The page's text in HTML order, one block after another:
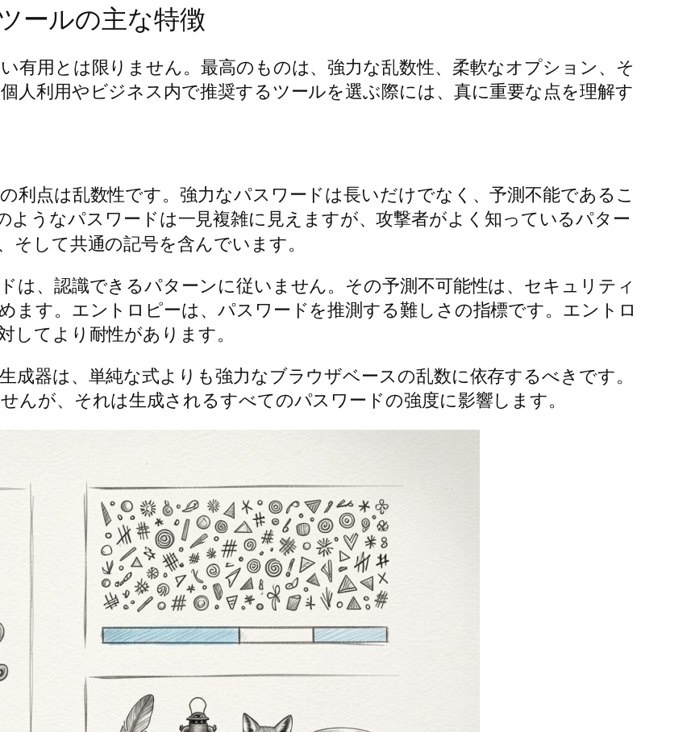
ールの主な特徴
有用とは限りません。最高のものは、強力な乱数性、柔軟なオプション、そ
人利用やビジネス内で推奨するツールを選ぶ際には、真に重要な点を理解す
利点は乱数性です。強力なパスワードは長いだけでなく、予測不能であるこ
ようなパスワードは一見複雑に見えますが、攻撃者がよく知っているパター
して共通の記号を含んでいます。
は、認識できるパターンに従いません。その予測不可能性は、セキュリティ
ます。エントロピーは、パスワードを推測する難しさの指標です。エントロ
してより耐性があります。
成器は、単純な式よりも強力なブラウザベースの乱数に依存するべきです。
んが、それは生成されるすべてのパスワードの強度に影響します。